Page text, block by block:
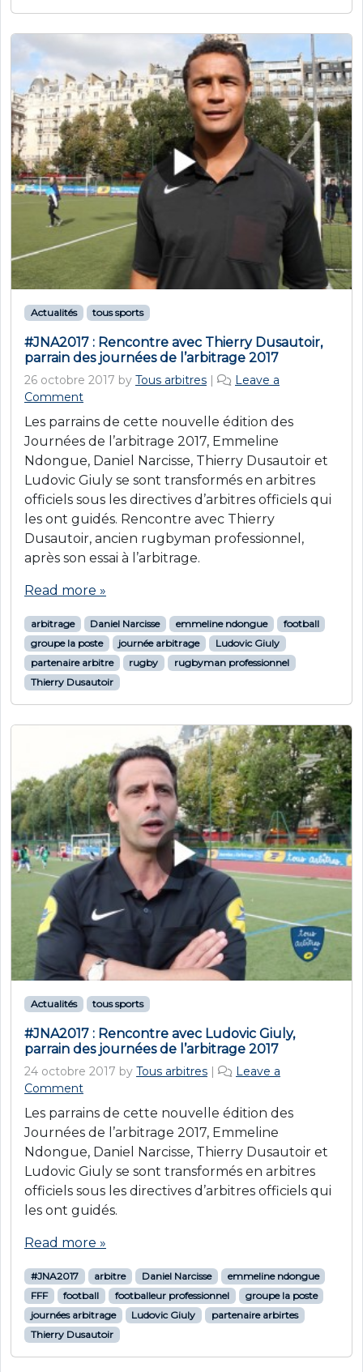
Actualités tous sports
#JNA2017 : Rencontre avec Thierry Dusautoir,
parrain des journées de l’arbitrage 2017
26 octobre 2017 by Tous arbitres |
Leave a
Comment
Les parrains de cette nouvelle édition des
Journées de l’arbitrage 2017, Emmeline
Ndongue, Daniel Narcisse, Thierry Dusautoir et
Ludovic Giuly se sont transformés en arbitres
officiels sous les directives d’arbitres officiels qui
les ont guidés. Rencontre avec Thierry
Dusautoir, ancien rugbyman professionnel,
après son essai à l’arbitrage.
Read more »
arbitrage Daniel Narcisse emmeline ndongue
football
groupe la poste
journée arbitrage
Ludovic Giuly
partenaire arbitre
rugby
rugbyman professionnel
Thierry Dusautoir
Actualités tous sports
#JNA2017 : Rencontre avec Ludovic Giuly,
parrain des journées de l’arbitrage 2017
24 octobre 2017 by Tous arbitres |
Leave a
Comment
Les parrains de cette nouvelle édition des
Journées de l’arbitrage 2017, Emmeline
Ndongue, Daniel Narcisse, Thierry Dusautoir et
Ludovic Giuly se sont transformés en arbitres
officiels sous les directives d’arbitres officiels qui
les ont guidés.
Read more »
#JNA2017 arbitre Daniel Narcisse
emmeline ndongue
FFF
football footballeur professionnel
groupe la poste
journées arbitrage
Ludovic Giuly
partenaire arbirtes
Thierry Dusautoir